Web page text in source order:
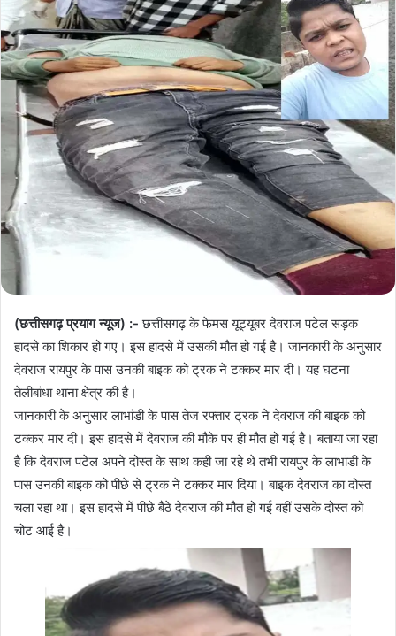
(छत्तीसगढ़ प्रयाग न्यूज) :- छत्तीसगढ़ के फेमस यूट्यूबर देवराज पटेल सड़क
हादसे का शिकार हो गए। इस हादसे में उसकी मौत हो गई है। जानकारी के अनुसार
देवराज रायपुर के पास उनकी बाइक को ट्रक ने टक्कर मार दी। यह घटना
तेलीबांधा थाना क्षेत्र की है।
जानकारी के अनुसार लाभांडी के पास तेज रफ्तार ट्रक ने देवराज की बाइक को
टक्कर मार दी। इस हादसे में देवराज की मौके पर ही मौत हो गई है। बताया जा रहा
है कि देवराज पटेल अपने दोस्त के साथ कही जा रहे थे तभी रायपुर के लाभांडी के
पास उनकी बाइक को पीछे से ट्रक ने टक्कर मार दिया। बाइक देवराज का दोस्त
चला रहा था। इस हादसे में पीछे बैठे देवराज की मौत हो गई वहीं उसके दोस्त को
चोट आई है।